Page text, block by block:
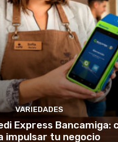
VARIEDADES
Express Bancamiga:
impulsar tu negocio